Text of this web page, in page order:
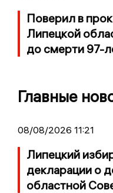
Поверил в
Липецкой
до смерти 97-
Главные
08/08/2026 11:21
Липецкий
декларации о
областной